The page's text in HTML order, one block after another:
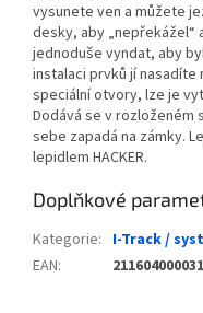
vysunete ven a můžete
desky, aby „nepřekážel“
jednoduše vyndat, aby
instalaci prvků jí
speciální otvory, lze je
Dodává se v rozloženém
sebe zapadá na zámky.
lepidlem HACKER.
Doplňkové
Kategorie: I-Track /
EAN: